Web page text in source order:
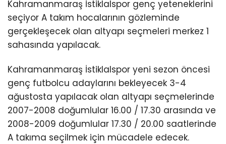
Kahramanmaraş İstiklalspor genç yeteneklerini
seçiyor A takım hocalarının gözleminde
gerçekleşecek olan altyapı seçmeleri merkez 1
sahasında yapılacak.
Kahramanmaraş İstiklalspor yeni sezon öncesi
genç futbolcu adaylarını bekleyecek 3-4
ağustosta yapılacak olan altyapı seçmelerinde
2007-2008 doğumlular 16.00 / 17.30 arasında ve
2008-2009 doğumlular 17.30 / 20.00 saatlerinde
A takıma seçilmek için mücadele edecek.